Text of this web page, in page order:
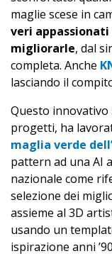
maglie scese in
veri
migliorarle, dal
completa. Anche
lasciando il
Questo innovativo
progetti, ha
maglia verde
pattern ad una AI
nazionale come
selezione dei
assieme al 3D
usando un
ispirazione anni